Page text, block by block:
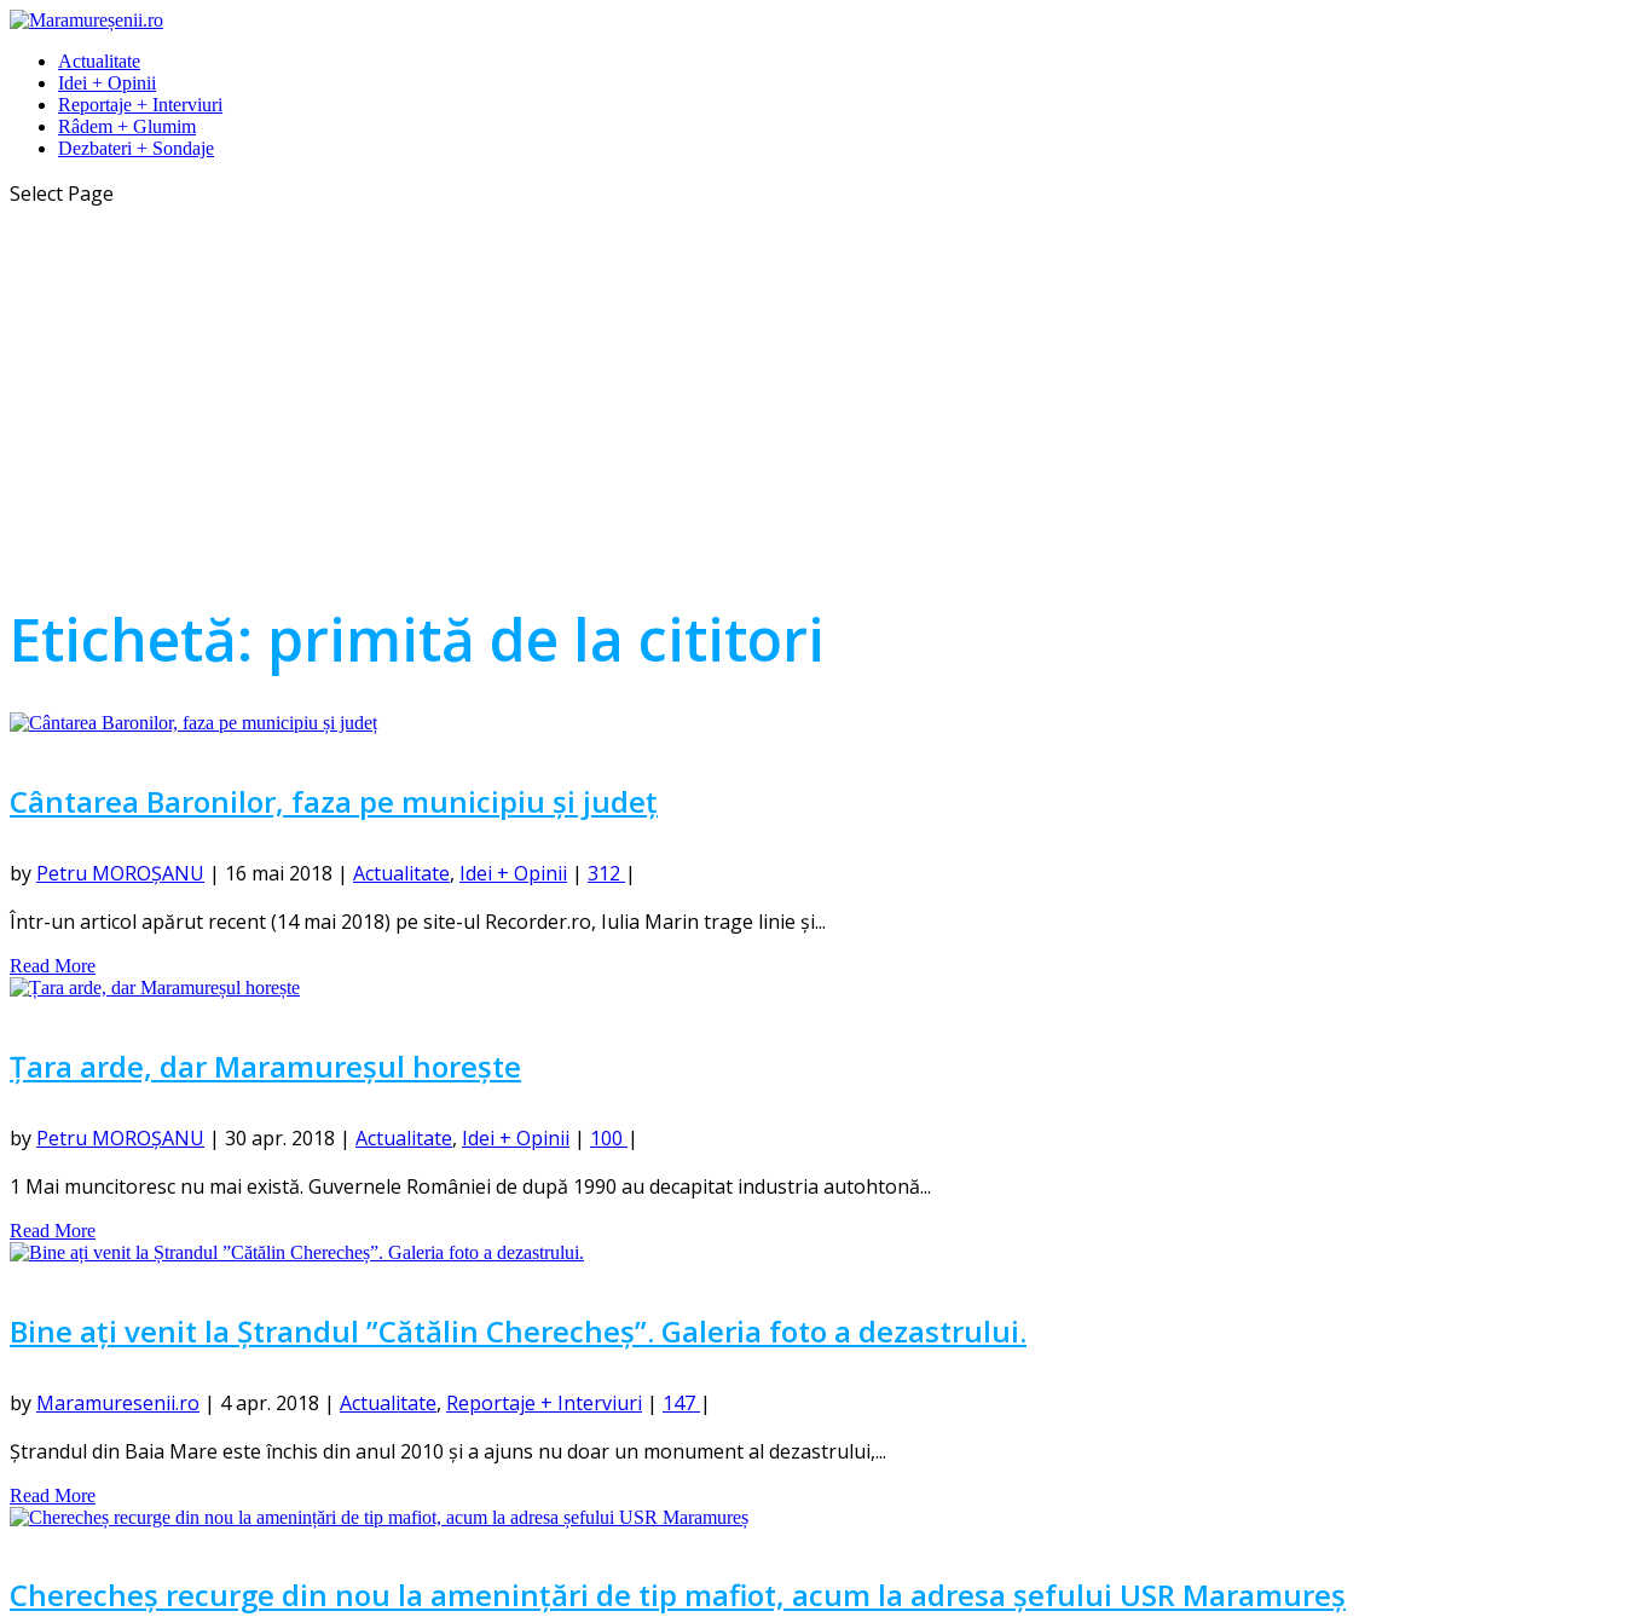
Actualitate
Idei + Opinii
Reportaje + Interviuri
Râdem + Glumim
Dezbateri + Sondaje
Select Page
Etichetă: primită de la cititori
Cântarea Baronilor, faza pe municipiu și județ
by Petru MOROȘANU | 16 mai 2018 | Actualitate, Idei + Opinii | 312 |
Într-un articol apărut recent (14 mai 2018) pe site-ul Recorder.ro, Iulia Marin trage linie și...
Read More
Țara arde, dar Maramureșul horește
by Petru MOROȘANU | 30 apr. 2018 | Actualitate, Idei + Opinii | 100 |
1 Mai muncitoresc nu mai există. Guvernele României de după 1990 au decapitat industria autohtonă...
Read More
Bine ați venit la Ștrandul ”Cătălin Cherecheș”. Galeria foto a dezastrului.
by Maramuresenii.ro | 4 apr. 2018 | Actualitate, Reportaje + Interviuri | 147 |
Ștrandul din Baia Mare este închis din anul 2010 și a ajuns nu doar un monument al dezastrului,...
Read More
Cherecheș recurge din nou la amenințări de tip mafiot, acum la adresa șefului USR Maramureș